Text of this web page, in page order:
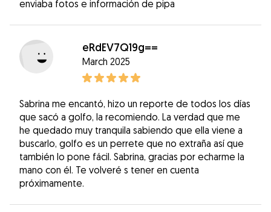
enviaba fotos e información de pipa
eRdEV7Q19g==
March 2025
Sabrina me encantó, hizo un reporte de todos los días
que sacó a golfo, la recomiendo. La verdad que me
he quedado muy tranquila sabiendo que ella viene a
buscarlo, golfo es un perrete que no extraña así que
también lo pone fácil. Sabrina, gracias por echarme la
mano con él. Te volveré s tener en cuenta
próximamente.